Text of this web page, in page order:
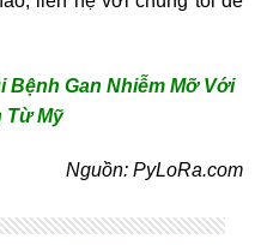
Bệnh Gan Nhiễm Mỡ Với
Từ Mỹ
Nguồn: PyLoRa.com